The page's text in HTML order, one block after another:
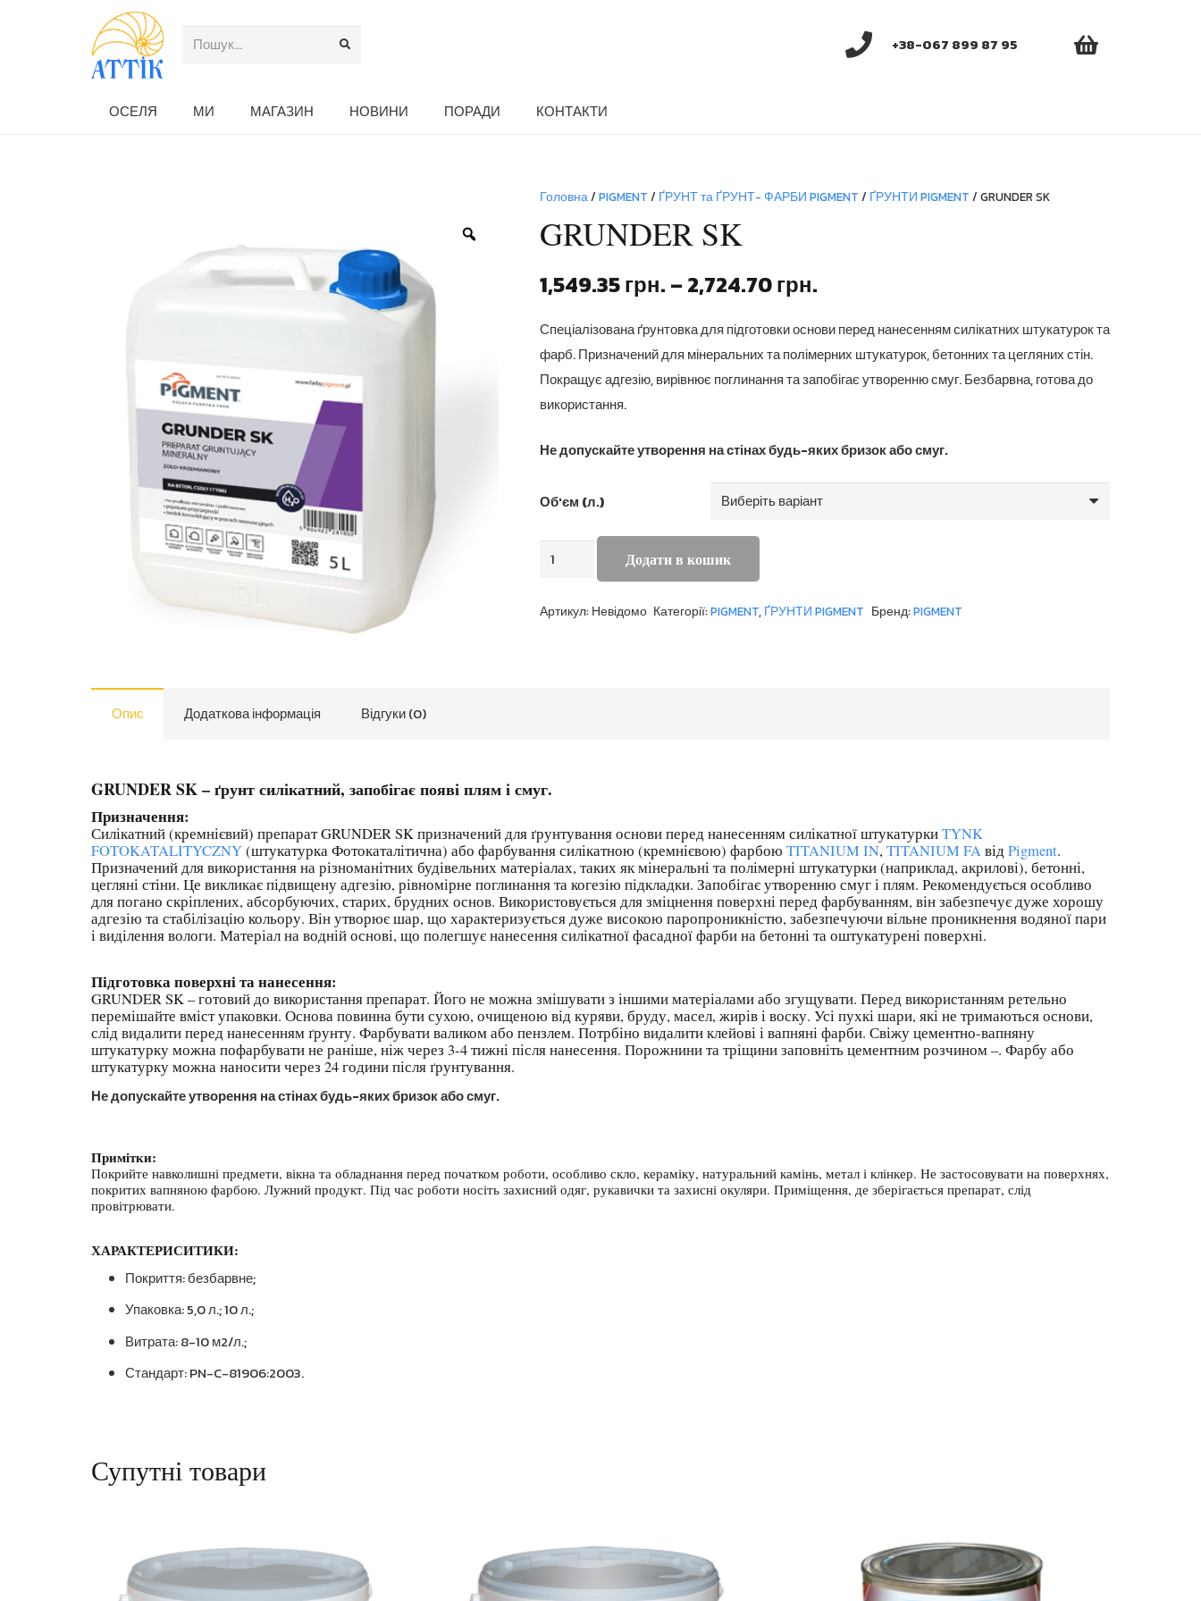
+38-067 899 87 95
ОСЕЛЯ МИ МАГАЗИН НОВИНИ ПОРАДИ КОНТАКТИ
Головна/ PIGMENT / ҐРУНТ та ҐРУНТ- ФАРБИ PIGMENT / ҐРУНТИ PIGMENT / GRUNDER SK
GRUNDER SK
1,549.35грн. – 2,724.70грн.Діапазон
від
1,549.35 грн.
до
Спеціалізована ґрунтовка для підготовки основи перед нанесенням силікатних штукатурок та
фарб. Призначений для мінеральних та полімерних штукатурок, бетонних та цегляних стін.
Покращує адгезію, вирівнює поглинання та запобігає утворенню смуг. Безбарвна, готова до
використання.
Не допускайте утворення на стінах будь-яких бризок або смуг.
Об'єм (л.)
GRUNDER
Додати в кошик
Артикул: Невідомо Категорії:PIGMENT, ҐРУНТИ PIGMENT Бренд:PIGMENT
Опис Додаткова інформація Відгуки (0)
GRUNDER SK – ґрунт силікатний, запобігає появі плям і смуг.
Призначення:
Силікатний (кремнієвий) препарат GRUNDER SK призначений для ґрунтування основи перед нанесенням силікатної штукатуркиTYNK
FOTOKATALITYCZNY(штукатурка Фотокаталітична) або фарбування силікатною (кремнієвою) фарбою TITANIUM IN, TITANIUM FAвідPigment.
Призначений для використання на різноманітних будівельних матеріалах, таких як мінеральні та полімерні штукатурки (наприклад, акрилові), бетонні,
цегляні стіни. Це викликає підвищену адгезію, рівномірне поглинання та когезію підкладки. Запобігає утворенню смуг і плям. Рекомендується особливо
для погано скріплених, абсорбуючих, старих, брудних основ. Використовується для зміцнення поверхні перед фарбуванням, він забезпечує дуже хорошу
адгезію та стабілізацію кольору. Він утворює шар, що характеризується дуже високою паропроникністю, забезпечуючи вільне проникнення водяної пари
і виділення вологи. Матеріал на водній основі, що полегшує нанесення силікатної фасадної фарби на бетонні та оштукатурені поверхні.
Підготовка поверхні та нанесення:
GRUNDER SK – готовий до використання препарат. Його не можна змішувати з іншими матеріалами або згущувати. Перед використанням ретельно
перемішайте вміст упаковки. Основа повинна бути сухою, очищеною від куряви, бруду, масел, жирів і воску. Усі пухкі шари, які не тримаються основи,
слід видалити перед нанесенням ґрунту. Фарбувати валиком або пензлем. Потрбіно видалити клейові і вапняні фарби. Свіжу цементно-вапняну
штукатурку можна пофарбувати не раніше, ніж через 3-4 тижні після нанесення. Порожнини та тріщини заповніть цементним розчином –. Фарбу або
штукатурку можна наносити через 24 години після ґрунтування.
Не допускайте утворення на стінах будь-яких бризок або смуг.
Примітки:
Покрийте навколишні предмети, вікна та обладнання перед початком роботи, особливо скло, кераміку, натуральний камінь, метал і клінкер. Не застосовувати на поверхнях,
покритих вапняною фарбою. Лужний продукт. Під час роботи носіть захисний одяг, рукавички та захисні окуляри. Приміщення, де зберігається препарат, слід
провітрювати.
ХАРАКТЕРИСИТИКИ:
Покриття: безбарвне;
Упаковка: 5,0 л.; 10 л.;
Витрата: 8-10 м2/л.;
Стандарт: PN-C-81906:2003.
Супутні товари